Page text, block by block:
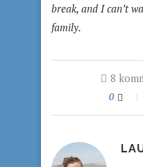
break, and I can’t
family.
8
0